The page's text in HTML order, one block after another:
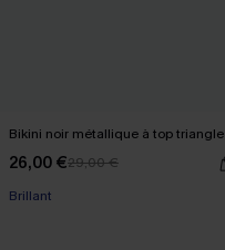
Bikini noir métallique à top triangle
26,00 €29,00 €
Brillant